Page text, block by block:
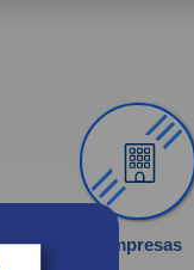
Empresas